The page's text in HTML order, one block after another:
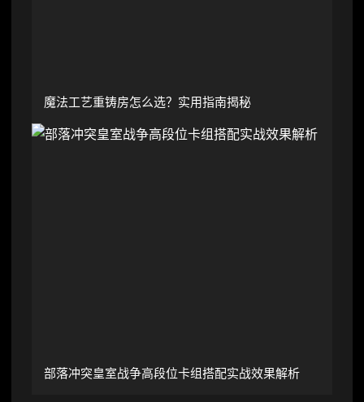
魔法工艺重铸房怎么选？实用指南揭秘
部落冲突皇室战争高段位卡组搭配实战效果解析